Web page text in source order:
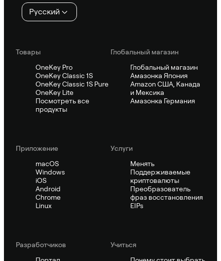
Русский
Товары
OneKey Pro
OneKey Classic 1S
OneKey Classic 1S Pure
OneKey Lite
Посмотреть все
продукты
Глобальный магазин
Глобальный магазин
Амазонка Япония
Amazon США, Канада
и Мексика
Амазонка Германия
Приложение
macOS
Windows
iOS
Android
Chrome
Linux
Услуги
Менять
Поддерживаемые
криптовалюты
Преобразователь
фраз восстановления
EIPs
Pазработчиков
Учиться